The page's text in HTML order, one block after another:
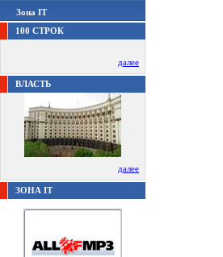
Зона IT
100 СТРОК
далее
ВЛАСТЬ
далее
ЗОНА IT